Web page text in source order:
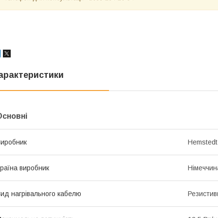
Hemstedt
виробник
нагрівального кабелю